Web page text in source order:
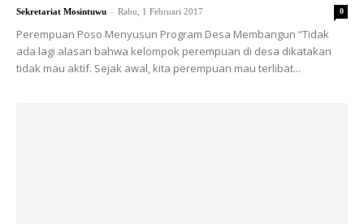
Sekretariat Mosintuwu - Rabu, 1 Februari 2017 0
Perempuan Poso Menyusun Program Desa Membangun “Tidak
ada lagi alasan bahwa kelompok perempuan di desa dikatakan
tidak mau aktif. Sejak awal, kita perempuan mau terlibat...